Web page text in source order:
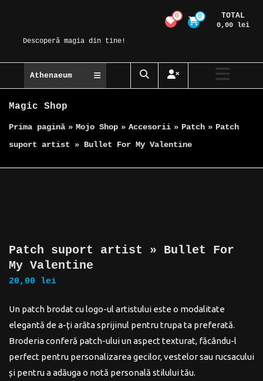
contentDescoperă magia din tine!
0 0 TOTAL
0,00 lei
Athenaeum
Magic Shop
Prima pagină » Mojo Shop » Accesorii » Patch » Patch
suport artist » Bullet For My Valentine
Patch suport artist » Bullet For
My Valentine
20,00 lei
Un patch brodat cu logo-ul artistului este o modalitate
elegantă de a-ți arăta sprijinul pentru trupa ta preferată.
Broderia conferă patch-ului un aspect texturat, făcându-l
perfect pentru personalizarea gecilor, vestelor sau rucsacului
și pentru a adăuga o notă personală stilului tău.